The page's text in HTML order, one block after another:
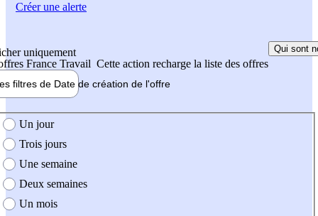
uniquement
France Travail Cette action recharge la liste des offres
Qui sont
filtres de Date de création de l'offre
création de l'offre
Un jour
Trois jours
Une semaine
Deux semaines
Un mois
Créer une alerte